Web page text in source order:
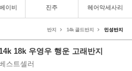
이비 진주 헤어악세사리
반지 14k 골드반지 민성반지
14k 18k 우영우 행운 고래반지
스트셀러